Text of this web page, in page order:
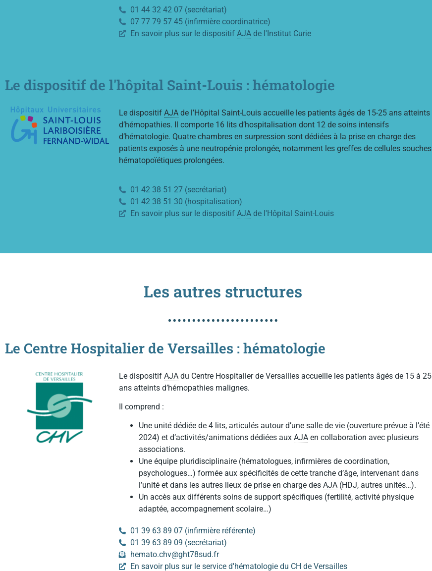
01 44 32 42 07 (secrétariat)
07 77 79 57 45 (infirmière coordinatrice)
En savoir plus sur le dispositif AJAde l'Institut Curie
Le dispositif de l'hôpital Saint-Louis : hématologie
Le dispositif AJA de l’Hôpital Saint-Louis accueille les patients âgés de 15-25 ans atteints
d’hémopathies. Il comporte 16 lits d’hospitalisation dont 12 de soins intensifs
d’hématologie. Quatre chambres en surpression sont dédiées à la prise en charge des
patients exposés à une neutropénie prolongée, notamment les greffes de cellules souches
hématopoïétiques prolongées.
01 42 38 51 27 (secrétariat)
01 42 38 51 30 (hospitalisation)
En savoir plus sur le dispositif AJAde l'Hôpital Saint-Louis
Les autres structures
Le Centre Hospitalier de Versailles : hématologie
Le dispositif AJA du Centre Hospitalier de Versailles accueille les patients âgés de 15 à 25
ans atteints d’hémopathies malignes.
Il comprend :
Une unité dédiée de 4 lits, articulés autour d’une salle de vie (ouverture prévue à l’été
2024) et d’activités/animations dédiées aux AJA en collaboration avec plusieurs
associations.
Une équipe pluridisciplinaire (hématologues, infirmières de coordination,
psychologues…) formée aux spécificités de cette tranche d’âge, intervenant dans
l’unité et dans les autres lieux de prise en charge des AJA (HDJ, autres unités…).
Un accès aux différents soins de support spécifiques (fertilité, activité physique
adaptée, accompagnement scolaire…)
01 39 63 89 07 (infirmière référente)
01 39 63 89 09 (secrétariat)
hemato.chv@ght78sud.fr
En savoir plus sur le service d'hématologie du CH de Versailles